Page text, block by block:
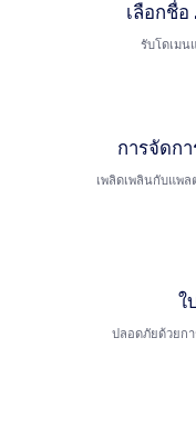
เลือกชื่อ
รับโดเมน
การจัดกา
เพลิดเพลินกับแพ
ใ
ปลอดภัยด้วยกา